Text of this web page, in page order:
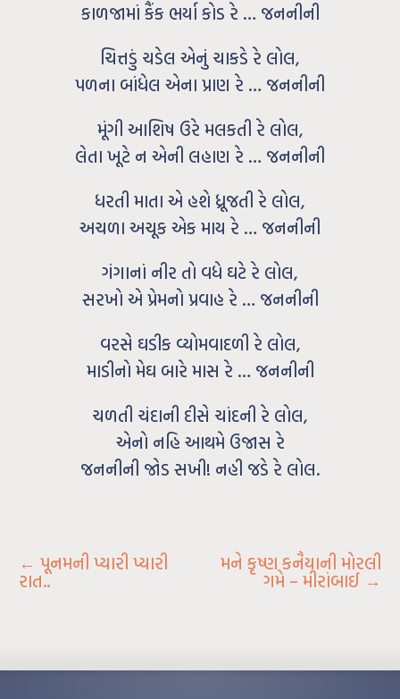
કાળજામાં કૈંક ભર્યા કોડ રે … જનનીની
ચિત્તડું ચડેલ એનું ચાકડે રે લોલ,
પળના બાંધેલ એના પ્રાણ રે … જનનીની
મૂંગી આશિષ ઉરે મલકતી રે લોલ,
લેતા ખૂટે ન એની લહાણ રે … જનનીની
ધરતી માતા એ હશે ધ્રૂજતી રે લોલ,
અચળા અચૂક એક માય રે … જનનીની
ગંગાનાં નીર તો વધે ઘટે રે લોલ,
સરખો એ પ્રેમનો પ્રવાહ રે … જનનીની
વરસે ઘડીક વ્યોમવાદળી રે લોલ,
માડીનો મેઘ બારે માસ રે … જનનીની
ચળતી ચંદાની દીસે ચાંદની રે લોલ,
એનો નહિ આથમે ઉજાસ રે
જનનીની જોડ સખી! નહી જડે રે લોલ.
← પૂનમની પ્યારી પ્યારી
રાત..
મને કૃષ્ણ કનૈયાની મોરલી
ગમે – મીરાંબાઈ →